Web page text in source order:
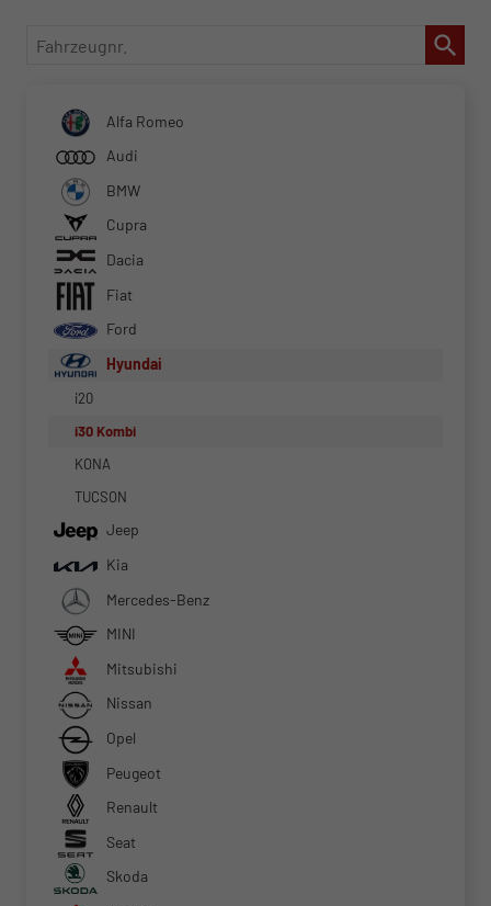
Fahrzeugnr.
Alfa Romeo
Audi
BMW
Cupra
Dacia
Fiat
Ford
Hyundai
i20
i30 Kombi
KONA
TUCSON
Jeep
Kia
Mercedes-Benz
MINI
Mitsubishi
Nissan
Opel
Peugeot
Renault
Seat
Skoda